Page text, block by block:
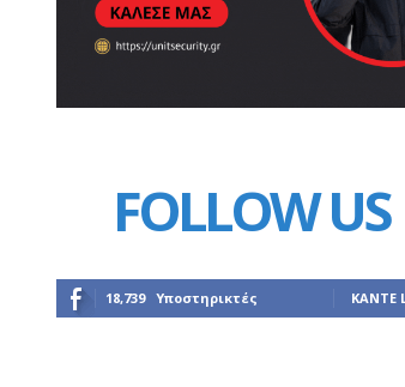
FOLLOW US
18,739 Υποστηρικτές ΚΆΝΤΕ